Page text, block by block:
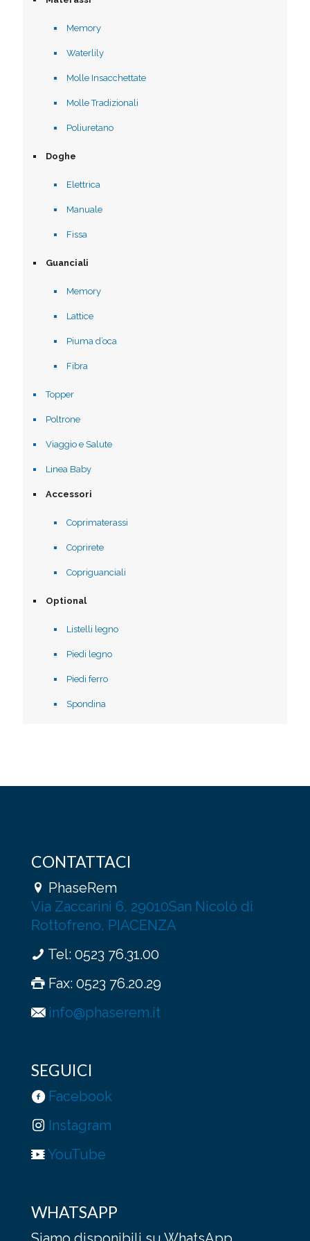
Memory
Waterlily
Molle Insacchettate
Molle Tradizionali
Poliuretano
Doghe
Elettrica
Manuale
Fissa
Guanciali
Memory
Lattice
Piuma d’oca
Fibra
Topper
Poltrone
Viaggio e Salute
Linea Baby
Accessori
Coprimaterassi
Coprirete
Copriguanciali
Optional
Listelli legno
Piedi legno
Piedi ferro
Spondina
CONTATTACI
PhaseRem
Via Zaccarini 6, 29010San Nicolò di
Rottofreno, PIACENZA
Tel: 0523 76.31.00
Fax: 0523 76.20.29
info@phaserem.it
SEGUICI
Facebook
Instagram
YouTube
WHATSAPP